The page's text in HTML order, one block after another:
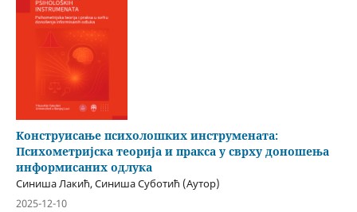
Kонструисање психолошких инструмената:
Психометријска теорија и пракса у сврху доношења
информисаних одлука
Синиша Лакић, Синиша Суботић (Аутор)
2025-12-10